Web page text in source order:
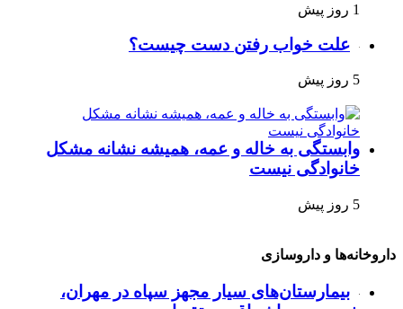
1 روز پیش
علت خواب رفتن دست چیست؟
5 روز پیش
وابستگی به خاله و عمه، همیشه نشانه مشکل
خانوادگی نیست
5 روز پیش
داروخانه‌ها و داروسازی
بیمارستان‌های سیار مجهز سپاه در مهران،